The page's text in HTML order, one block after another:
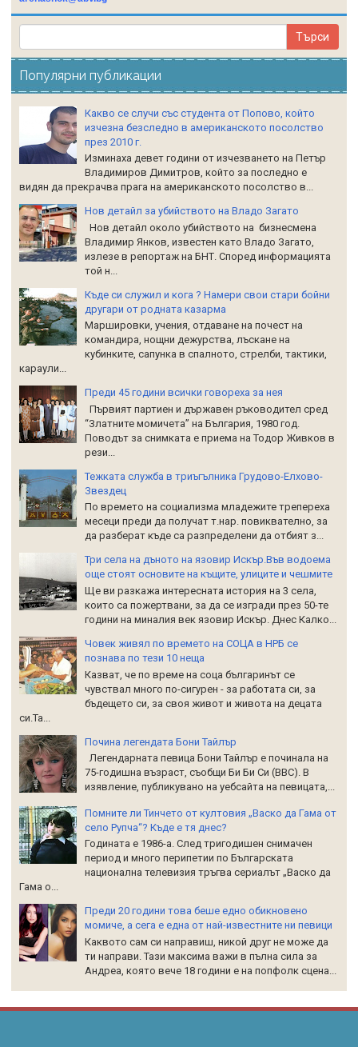
Популярни публикации
Какво се случи със студента от Попово, който
изчезна безследно в американското посолство
през 2010 г.
Изминаха девет години от изчезването на Петър
Владимиров Димитров, който за последно е
видян да прекрачва прага на американското посолство в...
Нов детайл за убийството на Владо Загато
Нов детайл около убийството на бизнесмена
Владимир Янков, известен като Владо Загато,
излезе в репортаж на БНТ. Според информацията
той н...
Къде си служил и кога ? Намери свои стари бойни
другари от родната казарма
Маршировки, учения, отдаване на почест на
командира, нощни дежурства, лъскане на
кубинките, сапунка в спалното, стрелби, тактики,
караули...
Преди 45 години всички говореха за нея
Първият партиен и държавен ръководител сред
“Златните момичета” на България, 1980 год.
Поводът за снимката е приема на Тодор Живков в
рези...
Тежката служба в триъгълника Грудово-Елхово-
Звездец
По времето на социализма младежите трепереха
месеци преди да получат т.нар. повиквателно, за
да разберат къде са разпределени да отбият з...
Три села на дъното на язовир Искър.Във водоема
още стоят основите на къщите, улиците и чешмите
Ще ви разкажа интересната история на 3 села,
които са пожертвани, за да се изгради през 50-те
години на миналия век язовир Искър. Днес Калко...
Човек живял по времето на СОЦА в НРБ се
познава по тези 10 неща
Казват, че по време на соца българинът се
чувствал много по-сигурен - за работата си, за
бъдещето си, за своя живот и живота на децата
си.Та...
Почина легендата Бони Тайлър
Легендарната певица Бони Тайлър е починала на
75-годишна възраст, съобщи Би Би Си (BBC). В
изявление, публикувано на уебсайта на певицата,...
Помните ли Тинчето от култовия „Васко да Гама от
село Рупча“? Къде е тя днес?
Годината е 1986-а. След тригодишен снимачен
период и много перипетии по Българската
национална телевизия тръгва сериалът „Васко да
Гама о...
Преди 20 години това беше едно обикновено
момиче, а сега е една от най-известните ни певици
Каквото сам си направиш, никой друг не може да
ти направи. Тази максима важи в пълна сила за
Андреа, която вече 18 години е на попфолк сцена...